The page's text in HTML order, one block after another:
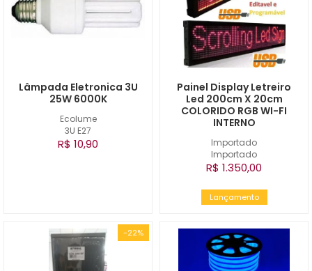
Ecolume
3U E27
Lâmpada Eletronica 3U
25W 6000K
R$ 10,90
Importado
Importado
Painel Display Letreiro
Led 200cm X 20cm
COLORIDO RGB WI-FI
INTERNO
R$ 1.350,00
Lançamento
-22%